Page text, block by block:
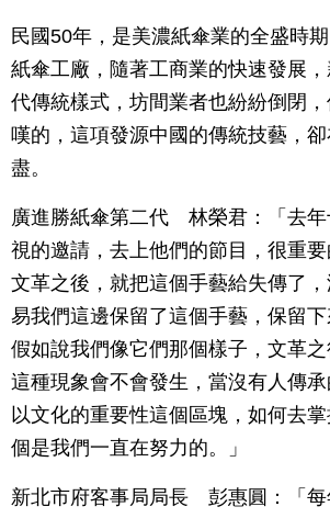
民國50年，是美濃紙傘業的全盛時
紙傘工廠，隨著工商業的快速發展
代傳統樣式，坊間業者也紛紛倒閉
嘆的，這項發源中國的傳統技藝，
盡。
廣進勝紙傘第二代 林榮君：「去年
視的邀請，去上他們的節目，很重
文革之後，就把這個手藝給失傳了
易我們這邊保留了這個手藝，保留下
假如說我們像它們那個樣子，文革
這種現象會不會發生，當沒有人傳
以文化的重要性這個區塊，如何去
個是我們一直在努力的。」
新北市府客事局局長 彭惠圓：「每